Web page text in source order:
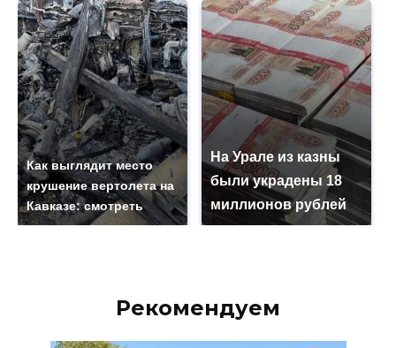
Как выглядит место
крушение вертолета на
Кавказе: смотреть
На Урале из казны
были украдены 18
миллионов рублей
Рекомендуем